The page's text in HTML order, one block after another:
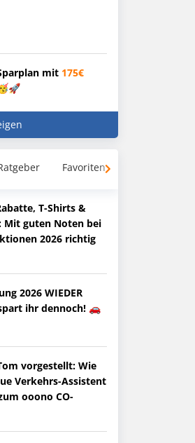
mit 175€
Favoriten
T-Shirts &
guten Noten bei
2026 richtig
2026 WIEDER
ihr dennoch! 🚗
vorgestellt: Wie
Verkehrs-Assistent
ooono CO-